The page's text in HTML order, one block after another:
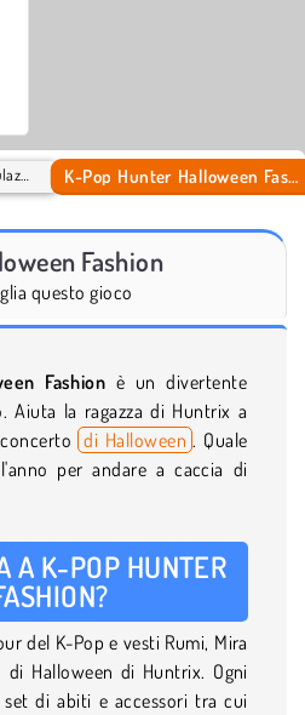
K-Pop Hunter Halloween Fashion
Fashion
questo gioco
Fashion è un divertente
Aiuta la ragazza di Huntrix a
concerto di Halloween . Quale
per andare a caccia di
A K-POP HUNTER
del K-Pop e vesti Rumi, Mira
Halloween di Huntrix. Ogni
di abiti e accessori tra cui